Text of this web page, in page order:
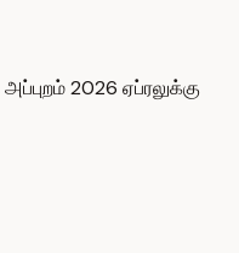
2026 ஏப்ரலுக்கு